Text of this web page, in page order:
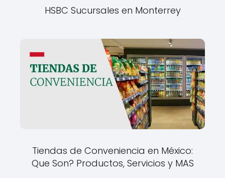
HSBC Sucursales en Monterrey
Tiendas de Conveniencia en México:
Que Son? Productos, Servicios y MAS